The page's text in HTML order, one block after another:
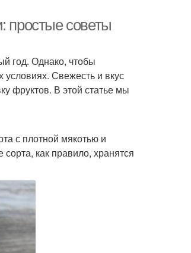
простые советы
год. Однако, чтобы
Свежесть и вкус
фруктов. В этой статье мы
с плотной мякотью и
как правило, хранятся